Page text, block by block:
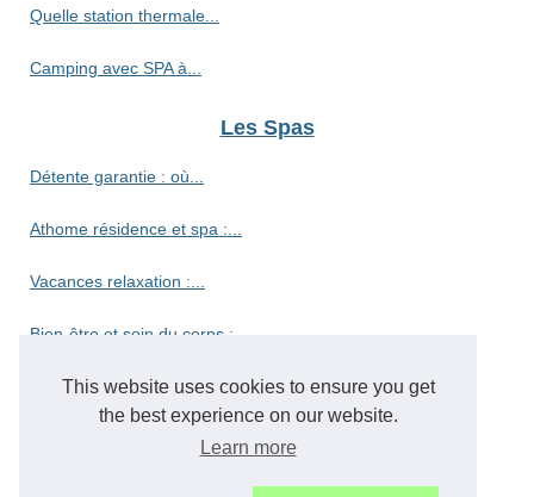
This website uses cookies to ensure you get
the best experience on our website.
Learn more
Quelle station thermale...
Camping avec SPA à...
Les Spas
Détente garantie : où...
Athome résidence et spa :...
Vacances relaxation :...
Bien-être et soin du corps :...
Découvrez le camping haut de...
Découvrez le paradis des...